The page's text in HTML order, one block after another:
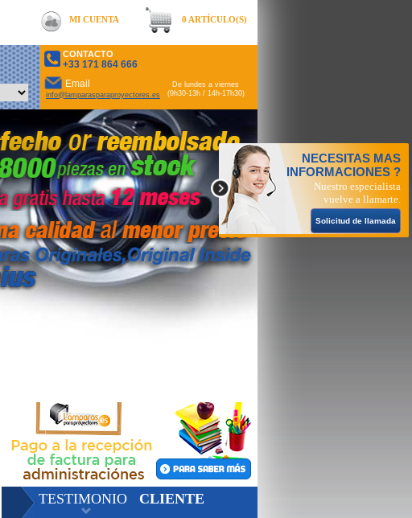
0 ARTÍCULO(S)
MI CUENTA
CONTACTO
+33 171 864 666
Email
info@lamparasparaproyectores.es
De lundes a viernes
(9h30-13h / 14h-17h30)
NECESITAS MAS
INFORMACIONES ?
Nuestro especialista
vuelve a llamarte.
Solicitud de llamada
TESTIMONIO CLIENTE